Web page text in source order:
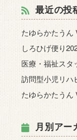
最近の投
たゆらかたうん
しろひげ便り
医療・福祉スタ
訪問型小児リハ
たゆらかたうん
月別アー